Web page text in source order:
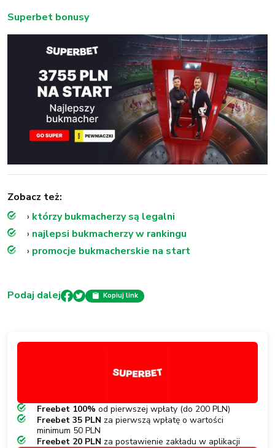
Superbet bonusy
Zobacz też:
› którzy bukmacherzy są legalni
› najlepsi bukmacherzy w rankingu
› promocje bukmacherskie na start
Podaj dalej Kopiuj link
Freebet 100% od pierwszej wpłaty (do 200 PLN)
Freebet 35 PLN za pierwszą wpłatę o wartości
minimum 50 PLN
Freebet 20 PLN za postawienie zakładu w aplikacji